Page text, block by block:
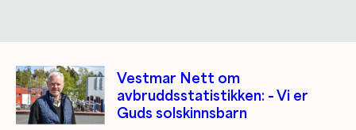
Kategori/tag artikler
Vestmar Nett om
avbruddsstatistikken: – Vi er
Guds solskinnsbarn